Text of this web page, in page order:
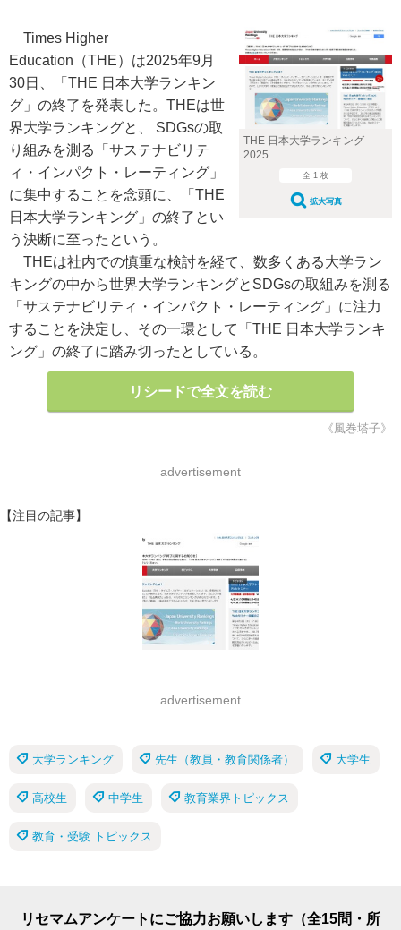
THE 日本大学ランキング
2025
全 1 枚
拡大写真
Times Higher
Education（THE）は2025年9月
30日、「THE 日本大学ランキン
グ」の終了を発表した。THEは世
界大学ランキングと、 SDGsの取
り組みを測る「サステナビリテ
ィ・インパクト・レーティング」
に集中することを念頭に、「THE
日本大学ランキング」の終了とい
う決断に至ったという。
THEは社内での慎重な検討を経て、数多くある大学ラン
キングの中から世界大学ランキングとSDGsの取組みを測る
「サステナビリティ・インパクト・レーティング」に注力
することを決定し、その一環として「THE 日本大学ランキ
ング」の終了に踏み切ったとしている。
リシードで全文を読む
《風巻塔子》
advertisement
【注目の記事】
advertisement
大学ランキング 先生（教員・教育関係者） 大学生
高校生 中学生 教育業界トピックス
教育・受験 トピックス
リセマムアンケートにご協力お願いします（全15問・所